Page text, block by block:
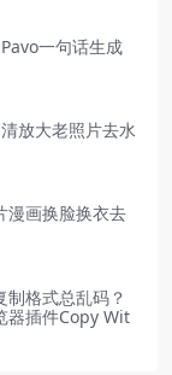
一句话生成
放大老照片去水
漫画换脸换衣去
格式总乱码？
器插件Copy Wit